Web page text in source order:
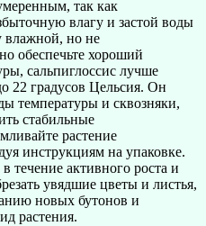
так как
влагу и застой воды
влажной, но не
обеспечьте хороший
сальпиглоссис лучше
22 градусов Цельсия. Он
температуры и сквозняки,
стабильные
растение
инструкциям на упаковке.
течение активного роста и
увядшие цветы и листья,
новых бутонов и
растения.